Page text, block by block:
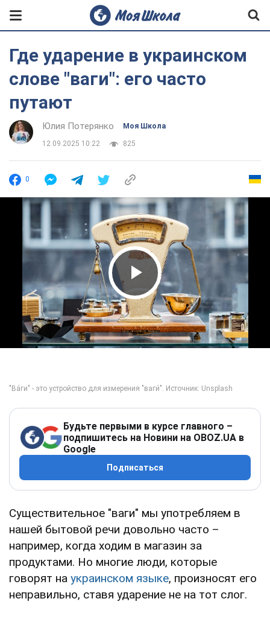
Где ударение в украинском
слове "ваги": его часто
путают
Юлия Потерянко Моя Школа
12.09.2025 10:22 825
0
Play Video
Будьте первыми в курсе главного –
подпишитесь на Новини на OBOZ.UA в
Google
Подписаться
Существительное "ваги" мы употребляем в
нашей бытовой речи довольно часто –
например, когда ходим в магазин за
продуктами. Но многие люди, которые
говорят на украинском языке, произносят его
неправильно, ставя ударение не на тот слог.